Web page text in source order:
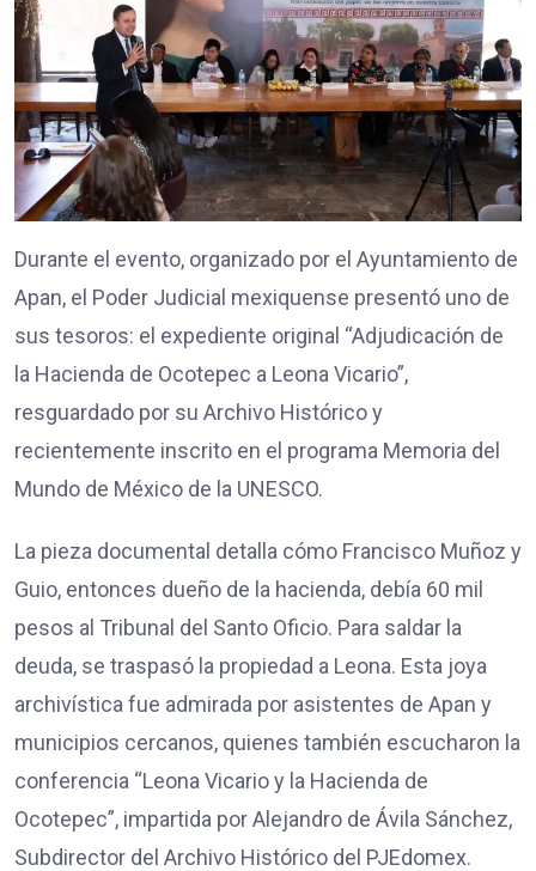
Durante el evento, organizado por el Ayuntamiento de
Apan, el Poder Judicial mexiquense presentó uno de
sus tesoros: el expediente original “Adjudicación de
la Hacienda de Ocotepec a Leona Vicario”,
resguardado por su Archivo Histórico y
recientemente inscrito en el programa Memoria del
Mundo de México de la UNESCO.
La pieza documental detalla cómo Francisco Muñoz y
Guio, entonces dueño de la hacienda, debía 60 mil
pesos al Tribunal del Santo Oficio. Para saldar la
deuda, se traspasó la propiedad a Leona. Esta joya
archivística fue admirada por asistentes de Apan y
municipios cercanos, quienes también escucharon la
conferencia “Leona Vicario y la Hacienda de
Ocotepec”, impartida por Alejandro de Ávila Sánchez,
Subdirector del Archivo Histórico del PJEdomex.